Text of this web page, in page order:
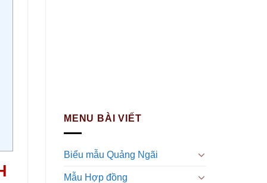
MENU BÀI VIẾT
Biểu mẫu Quảng Ngãi
Mẫu Hợp đồng